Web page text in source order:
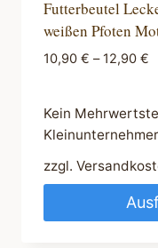
Futterbeutel
weißen Pfoten
10,90 € –12,90 €
Kein
zzgl.